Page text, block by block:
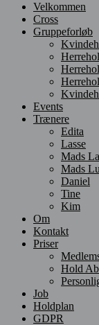
Velkommen
Cross
Gruppeforløb
Events
Trænere
Edita
Lasse
Mads
Mads
Daniel
Tine
Kim
Om
Kontakt
Priser
Hold
Job
Holdplan
GDPR